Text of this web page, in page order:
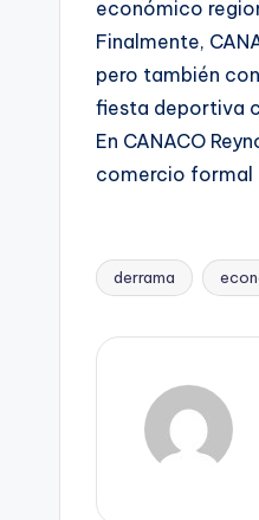
económico
Finalmente,
pero también
fiesta deportiva
En CANACO
comercio formal
Etiquetas:
derrama